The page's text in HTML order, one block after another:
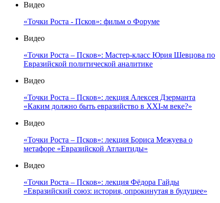
Видео
«Точки Роста - Псков»: фильм о Форуме
Видео
«Точки Роста – Псков»: Мастер-класс Юрия Шевцова по
Евразийской политической аналитике
Видео
«Точки Роста – Псков»: лекция Алексея Дзерманта
«Каким должно быть евразийство в XXI-м веке?»
Видео
«Точки Роста – Псков»: лекция Бориса Межуева о
метафоре «Евразийской Атлантиды»
Видео
«Точки Роста – Псков»: лекция Фёдора Гайды
«Евразийский союз: история, опрокинутая в будущее»